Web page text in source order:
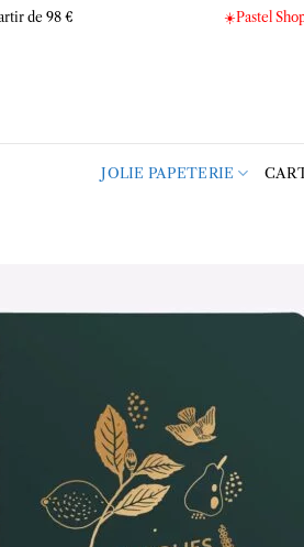
de 98 € ☀️Pastel
JOLIE PAPETERIE